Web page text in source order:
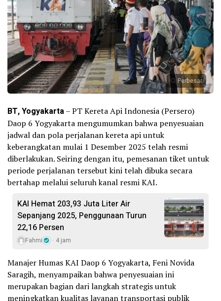
Perbesar
BT, Yogyakarta– PT Kereta Api Indonesia (Persero)
Daop 6 Yogyakarta mengumumkan bahwa penyesuaian
jadwal dan pola perjalanan kereta api untuk
keberangkatan mulai 1 Desember 2025 telah resmi
diberlakukan. Seiring dengan itu, pemesanan tiket untuk
periode perjalanan tersebut kini telah dibuka secara
bertahap melalui seluruh kanal resmi KAI.
KAI Hemat 203,93 Juta Liter Air
Sepanjang 2025, Penggunaan Turun
22,16 Persen
Fahmi 4 jam
Manajer Humas KAI Daop 6 Yogyakarta, Feni Novida
Saragih, menyampaikan bahwa penyesuaian ini
merupakan bagian dari langkah strategis untuk
meningkatkan kualitas layanan transportasi publik